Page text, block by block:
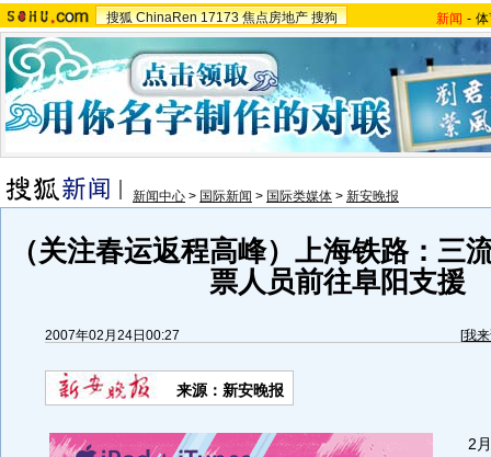
搜狐 ChinaRen 17173 焦点房地产 搜狗 新闻 -
新闻中心 > 国际新闻 > 国际类媒体 > 新安晚报
（关注春运返程高峰）上海铁路：
票人员前往阜阳支援
2007年02月24日00:27 [我
来源：新安晚报
2月